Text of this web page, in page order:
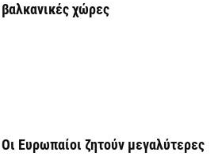
βαλκανικές χώρες
Οι Ευρωπαίοι ζητούν μεγαλύτερες